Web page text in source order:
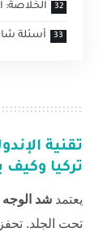
الخلاصة:
أسئلة
تقنية
تركيا وكيف
يعتمد شد الوجه
تحت الجلد.